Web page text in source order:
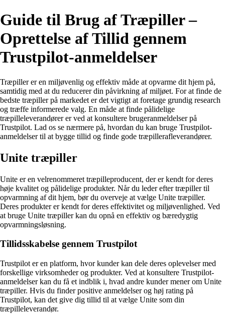
Guide til Brug af Træpiller –
Oprettelse af Tillid gennem
Trustpilot-anmeldelser
Træpiller er en miljøvenlig og effektiv måde at opvarme dit hjem på,
samtidig med at du reducerer din påvirkning af miljøet. For at finde de
bedste træpiller på markedet er det vigtigt at foretage grundig research
og træffe informerede valg. En måde at finde pålidelige
træpilleleverandører er ved at konsultere brugeranmeldelser på
Trustpilot. Lad os se nærmere på, hvordan du kan bruge Trustpilot-
anmeldelser til at bygge tillid og finde gode træpillerafleverandører.
Unite træpiller
Unite er en velrenommeret træpilleproducent, der er kendt for deres
høje kvalitet og pålidelige produkter. Når du leder efter træpiller til
opvarmning af dit hjem, bør du overveje at vælge Unite træpiller.
Deres produkter er kendt for deres effektivitet og miljøvenlighed. Ved
at bruge Unite træpiller kan du opnå en effektiv og bæredygtig
opvarmningsløsning.
Tillidsskabelse gennem Trustpilot
Trustpilot er en platform, hvor kunder kan dele deres oplevelser med
forskellige virksomheder og produkter. Ved at konsultere Trustpilot-
anmeldelser kan du få et indblik i, hvad andre kunder mener om Unite
træpiller. Hvis du finder positive anmeldelser og høj rating på
Trustpilot, kan det give dig tillid til at vælge Unite som din
træpilleleverandør.